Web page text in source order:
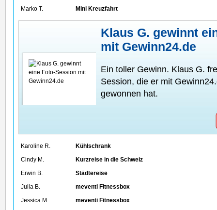
Marko T.
Mini Kreuzfahrt
Klaus G. gewinnt
mit Gewinn24.de
Ein toller Gewinn. Klaus G.
Session, die er mit
gewonnen hat.
Karoline R.
Kühlschrank
Cindy M.
Kurzreise in die Schweiz
Erwin B.
Städtereise
Julia B.
meventi Fitnessbox
Jessica M.
meventi Fitnessbox